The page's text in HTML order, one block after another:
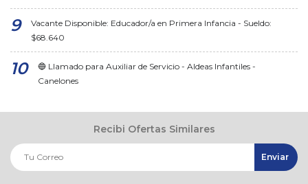
Vacante Disponible: Educador/a en Primera Infancia - Sueldo:
$68.640
🔵 Llamado para Auxiliar de Servicio - Aldeas Infantiles -
Canelones
Recibi Ofertas Similares